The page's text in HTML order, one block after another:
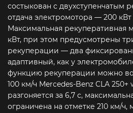
состыкован с двухступенчатым
отдача электромотора — 200 кВт
Максимальная рекуперативная
кВт, при этом предусмотрены
рекуперации — два
адаптивный, как у
функцию рекуперации можно
100 км/ч Mercedes-Benz CLA
разгоняется за 6,7 с,
ограничена на отметке 210 км/ч,